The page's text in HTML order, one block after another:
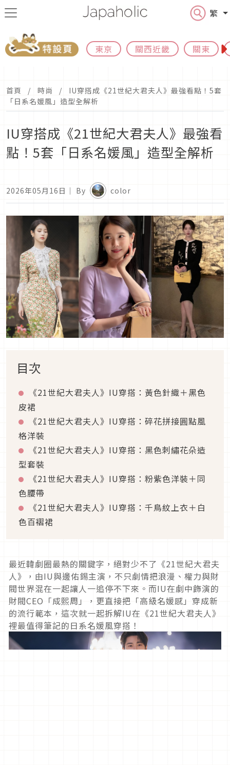
繁
東京 關西近畿 關東
首頁 時尚
IU穿搭成《21世紀大君夫人》最強看點！5套
「日系名媛風」造型全解析
IU穿搭成《21世紀大君夫人》最強看
點！5套「日系名媛風」造型全解析
2026年05月16日 ｜ By color
目次
《21世紀大君夫人》IU穿搭：黃色針織＋黑色
皮裙
《21世紀大君夫人》IU穿搭：碎花拼接圓點風
格洋裝
《21世紀大君夫人》IU穿搭：黑色刺繡花朵造
型套裝
《21世紀大君夫人》IU穿搭：粉紫色洋裝＋同
色腰帶
《21世紀大君夫人》IU穿搭：千鳥紋上衣＋白
色百褶裙
最近韓劇圈最熱的關鍵字，絕對少不了《21世紀大君夫
人》，由IU與邊佑錫主演，不只劇情把浪漫、權力與財
閥世界混在一起讓人一追停不下來。而IU在劇中飾演的
財閥CEO「成熙周」，更直接把「高級名媛感」穿成新
的流行範本，這次就一起拆解IU在《21世紀大君夫人》
裡最值得筆記的日系名媛風穿搭！